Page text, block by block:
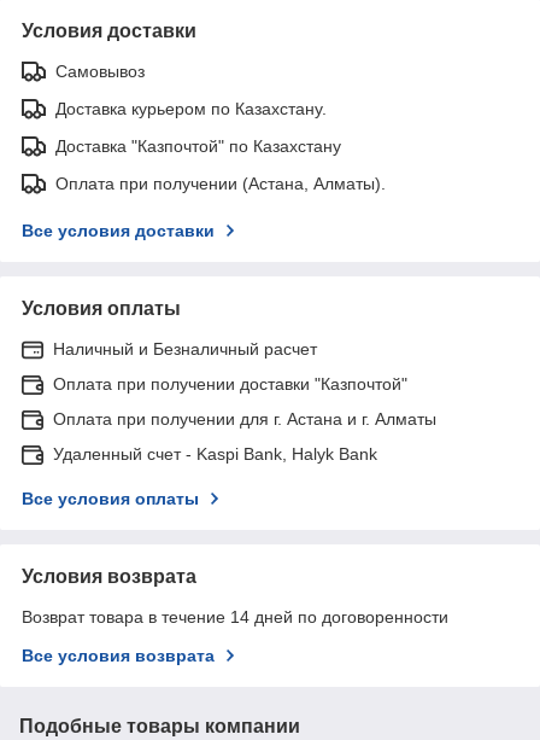
Условия доставки
Самовывоз
Доставка курьером по Казахстану.
Доставка "Казпочтой" по Казахстану
Оплата при получении (Астана, Алматы).
Все условия доставки
Условия оплаты
Наличный и Безналичный расчет
Оплата при получении доставки "Казпочтой"
Оплата при получении для г. Астана и г. Алматы
Удаленный счет - Kaspi Bank, Halyk Bank
Все условия оплаты
Условия возврата
Возврат товара в течение 14 дней по договоренности
Все условия возврата
Подобные товары компании